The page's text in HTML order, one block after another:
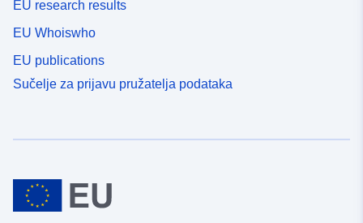
EU research results
EU Whoiswho
EU publications
Sučelje za prijavu pružatelja podataka